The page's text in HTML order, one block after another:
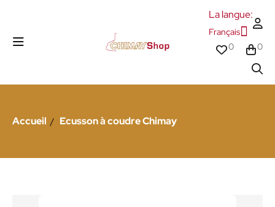
La langue:
Français
0
0
Accueil Ecusson à coudre Chimay